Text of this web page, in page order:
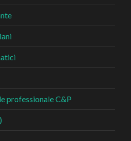
professionale C&P